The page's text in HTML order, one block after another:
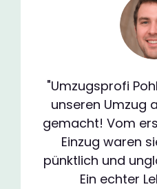
"Umzugsprofi
unseren Umzug
gemacht! Vom
Einzug waren
pünktlich und
Ein echter